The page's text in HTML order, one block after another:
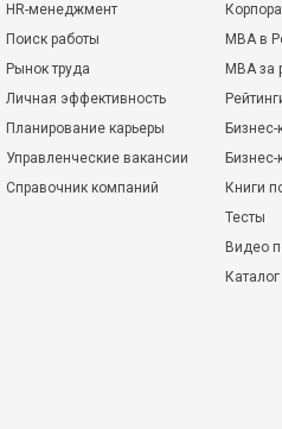
HR-менеджмент
Поиск работы
Рынок труда
Личная эффективность
Планирование карьеры
Управленческие вакансии
Справочник компаний
MBA в
MBA
Бизнес-
Книги
Тесты
Видео